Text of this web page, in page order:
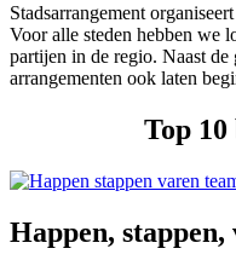
Stadsarrangement
Voor alle steden hebben we
partijen in de regio. Naast de
arrangementen ook laten
Top
Happen, stappen,